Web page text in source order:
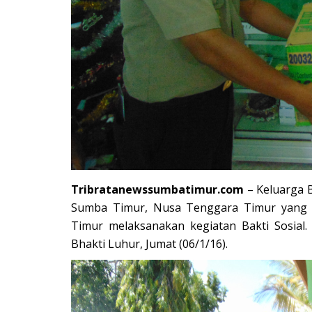
Tribratanewssumbatimur.com – Keluarga
Sumba Timur, Nusa Tenggara Timur yang
Timur melaksanakan kegiatan Bakti
Bhakti Luhur, Jumat (06/1/16).
Polres Sumba Timur Terus